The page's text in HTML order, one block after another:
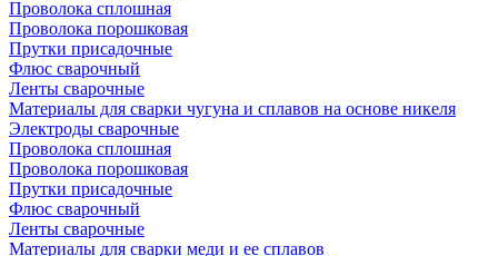
Проволока сплошная
Проволока порошковая
Прутки присадочные
Флюс сварочный
Ленты сварочные
Материалы для сварки чугуна и сплавов на основе никеля
Электроды сварочные
Проволока сплошная
Проволока порошковая
Прутки присадочные
Флюс сварочный
Ленты сварочные
Материалы для сварки меди и ее сплавов